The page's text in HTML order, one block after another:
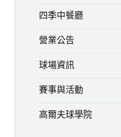
四季中餐廳
營業公告
球場資訊
賽事與活動
高爾夫球學院